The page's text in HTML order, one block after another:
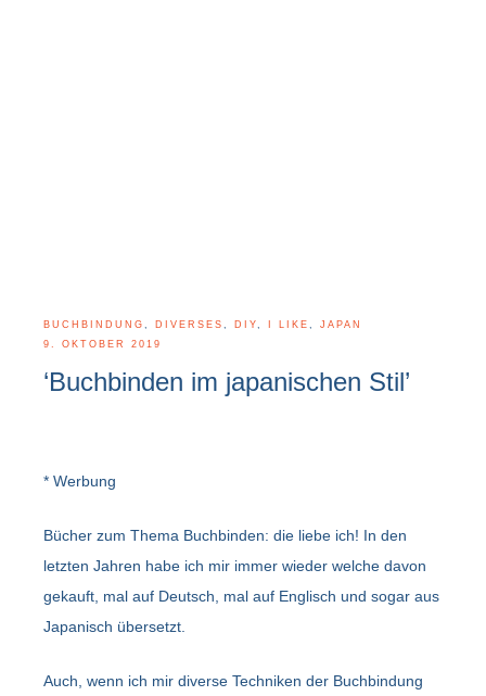
BUCHBINDUNG , DIVERSES , DIY, I LIKE , JAPAN
9. OKTOBER 2019
‘Buchbinden im japanischen Stil’
* Werbung
Bücher zum Thema Buchbinden: die liebe ich! In den
letzten Jahren habe ich mir immer wieder welche davon
gekauft, mal auf Deutsch, mal auf Englisch und sogar aus
Japanisch übersetzt.
Auch, wenn ich mir diverse Techniken der Buchbindung